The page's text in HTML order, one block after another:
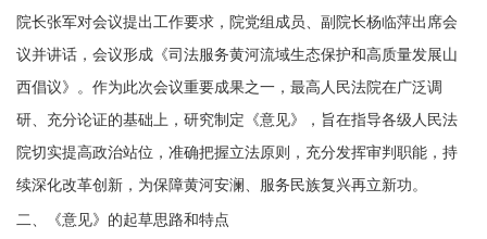
院长张军对会议提出工作要求，院党组成员、副院长杨临萍出席会
议并讲话，会议形成《司法服务黄河流域生态保护和高质量发展山
西倡议》。作为此次会议重要成果之一，最高人民法院在广泛调
研、充分论证的基础上，研究制定《意见》，旨在指导各级人民法
院切实提高政治站位，准确把握立法原则，充分发挥审判职能，持
续深化改革创新，为保障黄河安澜、服务民族复兴再立新功。
二、《意见》的起草思路和特点